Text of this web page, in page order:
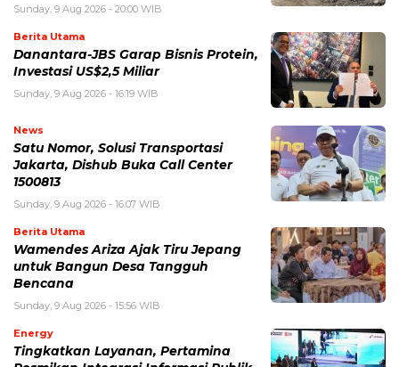
Sunday, 9 Aug 2026 - 20:00 WIB
Berita Utama
Danantara-JBS Garap Bisnis Protein,
Investasi US$2,5 Miliar
Sunday, 9 Aug 2026 - 16:19 WIB
News
Satu Nomor, Solusi Transportasi
Jakarta, Dishub Buka Call Center
1500813
Sunday, 9 Aug 2026 - 16:07 WIB
Berita Utama
Wamendes Ariza Ajak Tiru Jepang
untuk Bangun Desa Tangguh
Bencana
Sunday, 9 Aug 2026 - 15:56 WIB
Energy
Tingkatkan Layanan, Pertamina